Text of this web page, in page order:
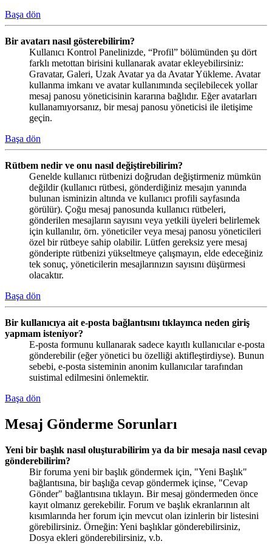
Başa dön
Bir avatarı nasıl gösterebilirim?
Kullanıcı Kontrol Panelinizde, “Profil” bölümünden şu dört
farklı metottan birisini kullanarak avatar ekleyebilirsiniz:
Gravatar, Galeri, Uzak Avatar ya da Avatar Yükleme. Avatar
kullanma imkanı ve avatar kullanımında seçilebilecek yollar
mesaj panosu yöneticisinin kararına bağlıdır. Eğer avatarları
kullanamıyorsanız, bir mesaj panosu yöneticisi ile iletişime
geçin.
Başa dön
Rütbem nedir ve onu nasıl değiştirebilirim?
Genelde kullanıcı rütbenizi doğrudan değiştirmeniz mümkün
değildir (kullanıcı rütbesi, gönderdiğiniz mesajın yanında
bulunan isminizin altında ve kullanıcı profili sayfasında
görülür). Çoğu mesaj panosunda kullanıcı rütbeleri,
gönderilen mesajların sayısını veya yetkili üyeleri belirlemek
için kullanılır, örn. yöneticiler veya mesaj panosu yöneticileri
özel bir rütbeye sahip olabilir. Lütfen gereksiz yere mesaj
gönderipte rütbenizi yükseltmeye çalışmayın, elde edeceğiniz
tek sonuç, yöneticilerin mesajlarınızın sayısını düşürmesi
olacaktır.
Başa dön
Bir kullanıcıya ait e-posta bağlantısını tıklayınca neden giriş
yapmam isteniyor?
E-posta formunu kullanarak sadece kayıtlı kullanıcılar e-posta
gönderebilir (eğer yönetici bu özelliği aktifleştirdiyse). Bunun
sebebi, e-posta sisteminin anonim kullanıcılar tarafından
suistimal edilmesini önlemektir.
Başa dön
Mesaj Gönderme Sorunları
Yeni bir başlık nasıl oluşturabilirim ya da bir mesaja nasıl cevap
gönderebilirim?
Bir foruma yeni bir başlık göndermek için, "Yeni Başlık"
bağlantısına, bir başlığa cevap göndermek içinse, "Cevap
Gönder" bağlantısına tıklayın. Bir mesaj göndermeden önce
kayıt olmanız gerekebilir. Forum ve başlık ekranlarının alt
kısımlarında her forum için mevcut olan izinlerin bir listesini
görebilirsiniz. Örneğin: Yeni başlıklar gönderebilirsiniz,
Dosya ekleri gönderebilirsiniz, v.b.